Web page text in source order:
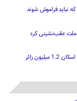
که نباید فراموش شوند
ملت عقب‌نشینی کرد
زائر